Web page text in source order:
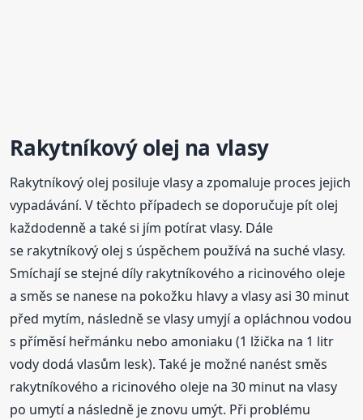
Rakytníkový olej na vlasy
Rakytníkový olej posiluje vlasy a zpomaluje proces jejich
vypadávání. V těchto případech se doporučuje pít olej
každodenně a také si jím potírat vlasy. Dále
se rakytníkový olej s úspěchem používá na suché vlasy.
Smíchají se stejné díly rakytníkového a ricinového oleje
a směs se nanese na pokožku hlavy a vlasy asi 30 minut
před mytím, následně se vlasy umyjí a opláchnou vodou
s příměsí heřmánku nebo amoniaku (1 lžička na 1 litr
vody dodá vlasům lesk). Také je možné nanést směs
rakytníkového a ricinového oleje na 30 minut na vlasy
po umytí a následně je znovu umýt. Při problému